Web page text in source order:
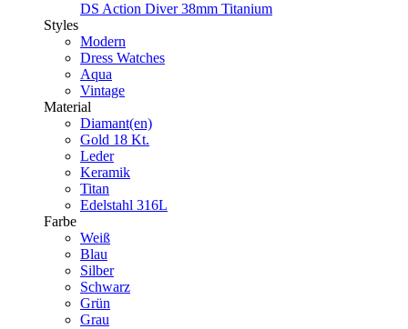
DS Action Diver 38mm Titanium
Styles
Modern
Dress Watches
Aqua
Vintage
Material
Diamant(en)
Gold 18 Kt.
Leder
Keramik
Titan
Edelstahl 316L
Farbe
Weiß
Blau
Silber
Schwarz
Grün
Grau